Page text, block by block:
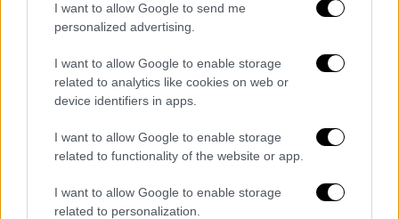
I want to allow Google to send me
personalized advertising.
I want to allow Google to enable storage
related to analytics like cookies on web or
device identifiers in apps.
I want to allow Google to enable storage
related to functionality of the website or app.
I want to allow Google to enable storage
related to personalization.